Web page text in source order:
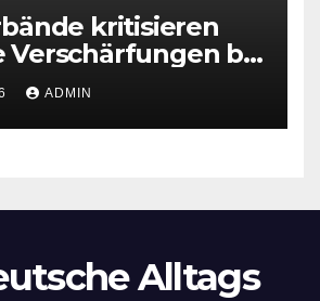
kritisieren
Verschärfungen bei
ADMIN
Alltags